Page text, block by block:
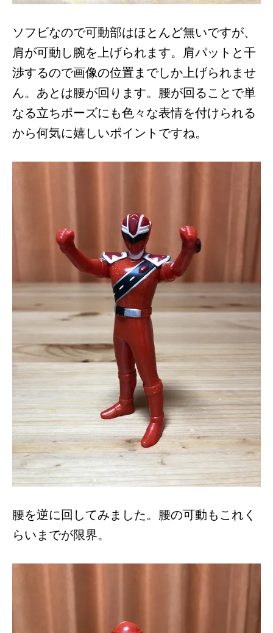
ソフビなので可動部はほとんど無いですが、
肩が可動し腕を上げられます。肩パットと干
渉するので画像の位置までしか上げられませ
ん。あとは腰が回ります。腰が回ることで単
なる立ちポーズにも色々な表情を付けられる
から何気に嬉しいポイントですね。
腰を逆に回してみました。腰の可動もこれく
らいまでが限界。